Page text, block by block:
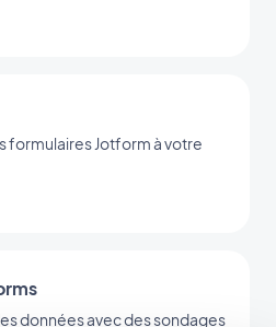
formulaires Jotform à votre
données avec des sondages